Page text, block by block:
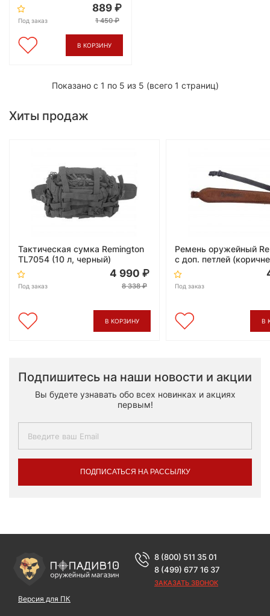
Под заказ
889
1 450
В КОРЗИНУ
Показано с 1 по 5 из 5 (всего 1 страниц)
Хиты продаж
Тактическая сумка Remington
TL7054 (10 л, черный)
Под заказ
4 990
8 338
В КОРЗИНУ
Ремень оружейный
с доп. петлей
Под заказ
В
Подпишитесь на наши новости и акции
Вы будете узнавать обо всех новинках и акциях
первым!
ПОДПИСАТЬСЯ НА РАССЫЛКУ
Версия для ПК
8 (800) 511 35 01
8 (499) 677 16 37
ЗАКАЗАТЬ ЗВОНОК